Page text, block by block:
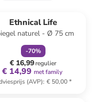
Ethnical Life
naturel - Ø 75 cm
-70%
€ 16,99regulier
€ 14,99 met family
(AVP): € 50,00*